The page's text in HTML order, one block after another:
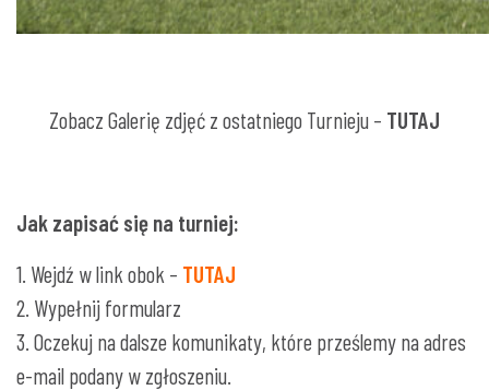
Zobacz Galerię zdjęć z ostatniego Turnieju – TUTAJ
Jak zapisać się na turniej:
1. Wejdź w link obok – TUTAJ
2. Wypełnij formularz
3. Oczekuj na dalsze komunikaty, które prześlemy na adres
e-mail podany w zgłoszeniu.